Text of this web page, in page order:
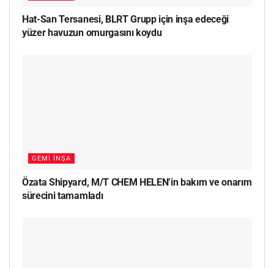
Hat-San Tersanesi, BLRT Grupp için inşa edeceği
yüzer havuzun omurgasını koydu
GEMI İNŞA
Özata Shipyard, M/T CHEM HELEN’in bakım ve onarım
sürecini tamamladı